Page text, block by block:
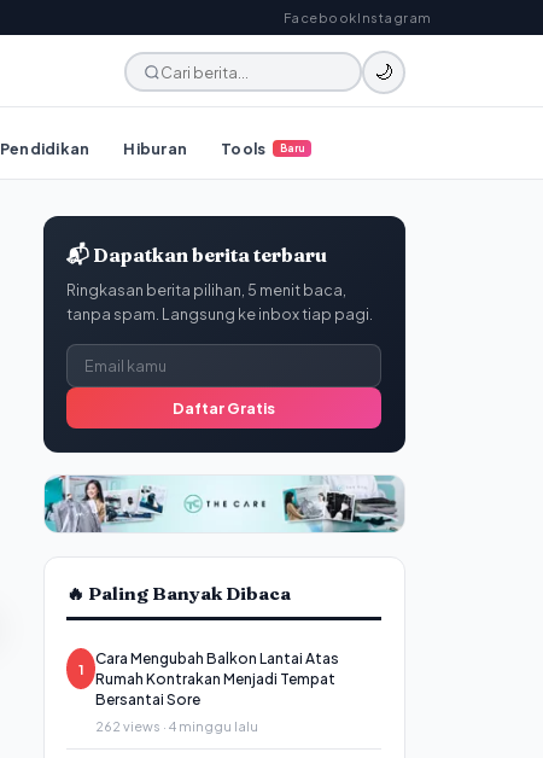
FacebookInstagram
🌙
Pendidikan Hiburan Tools Baru
📬 Dapatkan berita terbaru
Ringkasan berita pilihan, 5 menit baca,
tanpa spam. Langsung ke inbox tiap pagi.
Daftar Gratis
🔥 Paling Banyak Dibaca
1
Cara Mengubah Balkon Lantai Atas
Rumah Kontrakan Menjadi Tempat
Bersantai Sore
262 views · 4 minggu lalu